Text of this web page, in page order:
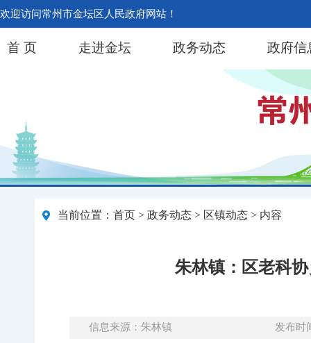
欢迎访问常州市金坛区人民政府网站！
首 页 走进金坛 政务动态 政府信
当前位置： 首页 > 政务动态 > 区镇动态 > 内容
朱林镇：区老科
信息来源：朱林镇 发布时